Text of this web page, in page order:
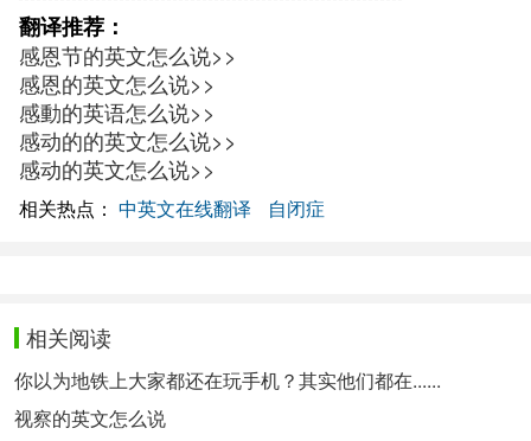
翻译推荐：
感恩节的英文怎么说>>
感恩的英文怎么说>>
感動的英语怎么说>>
感动的的英文怎么说>>
感动的英文怎么说>>
相关热点： 中英文在线翻译 自闭症
相关阅读
你以为地铁上大家都还在玩手机？其实他们都在......
视察的英文怎么说